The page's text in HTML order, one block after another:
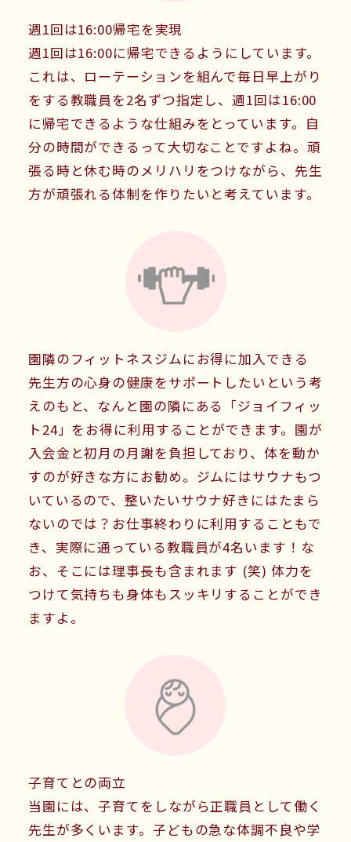
週1回は16:00帰宅を実現
週1回は16:00に帰宅できるようにしています。
これは、ローテーションを組んで毎日早上がり
をする教職員を2名ずつ指定し、週1回は16:00
に帰宅できるような仕組みをとっています。自
分の時間ができるって大切なことですよね。頑
張る時と休む時のメリハリをつけながら、先生
方が頑張れる体制を作りたいと考えています。
園隣のフィットネスジムにお得に加入できる
先生方の心身の健康をサポートしたいという考
えのもと、なんと園の隣にある「ジョイフィッ
ト24」をお得に利用することができます。園が
入会金と初月の月謝を負担しており、体を動か
すのが好きな方にお勧め。ジムにはサウナもつ
いているので、整いたいサウナ好きにはたまら
ないのでは？お仕事終わりに利用することもで
き、実際に通っている教職員が4名います！な
お、そこには理事長も含まれます (笑) 体力を
つけて気持ちも身体もスッキリすることができ
ますよ。
子育てとの両立
当園には、子育てをしながら正職員として働く
先生が多くいます。子どもの急な体調不良や学